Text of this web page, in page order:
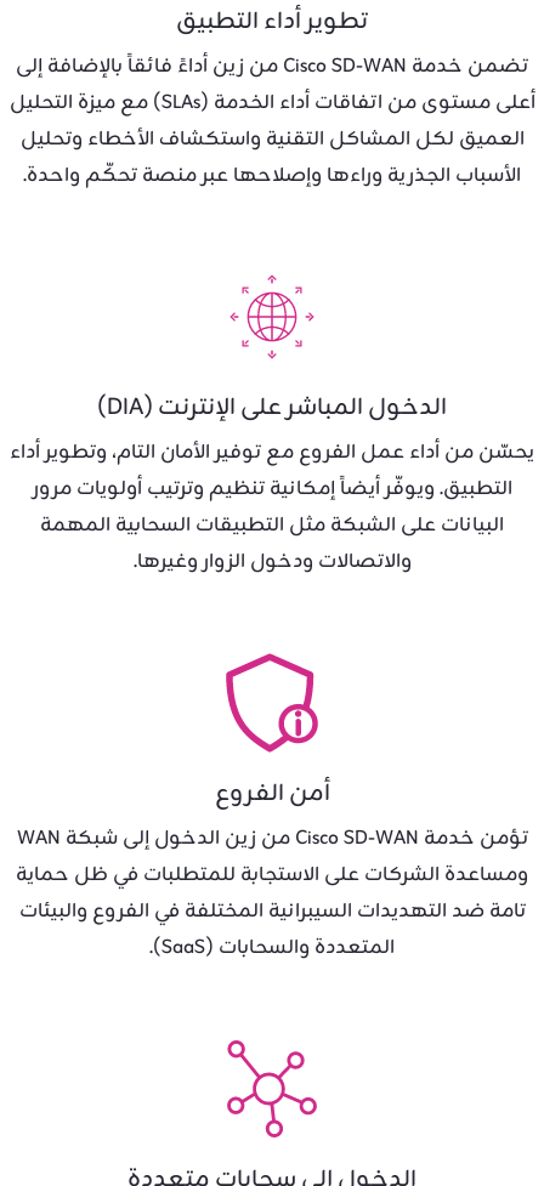
تطوير أداء التطبيق
تضمن خدمة Cisco SD-WAN من زين أداءً فائقاً بالإضافة إلى
أعلى مستوى من اتفاقات أداء الخدمة (SLAs) مع ميزة التحليل
العميق لكل المشاكل التقنية واستكشاف الأخطاء وتحليل
الأسباب الجذرية وراءها وإصلاحها عبر منصة تحكّم واحدة.
الدخول المباشر على الإنترنت (DIA)
يحسّن من أداء عمل الفروع مع توفير الأمان التام، وتطوير أداء
التطبيق. ويوفّر أيضاً إمكانية تنظيم وترتيب أولويات مرور
البيانات على الشبكة مثل التطبيقات السحابية المهمة
والاتصالات ودخول الزوار وغيرها.
أمن الفروع
تؤمن خدمة Cisco SD-WAN من زين الدخول إلى شبكة WAN
ومساعدة الشركات على الاستجابة للمتطلبات في ظل حماية
تامة ضد التهديدات السيبرانية المختلفة في الفروع والبيئات
المتعددة والسحابات (SaaS).